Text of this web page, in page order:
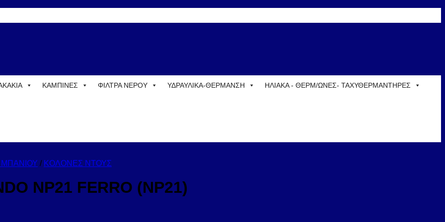
ΚΑΜΠΙΝΕΣ ΦΙΛΤΡΑ ΝΕΡΟΥ ΥΔΡΑΥΛΙΚΑ-ΘΕΡΜΑΝΣΗ ΗΛΙΑΚΑ - ΘΕΡΜ/ΩΝΕΣ- ΤΑΧΥΘΕΡΜΑΝΤΗΡΕΣ
ΜΠΑΝΙΟΥ / ΚΟΛΟΝΕΣ ΝΤΟΥΣ
NP21 FERRO (NP21)